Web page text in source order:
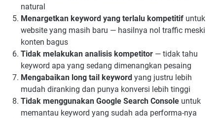
natural
Menargetkan keyword yang terlalu kompetitif untuk
website yang masih baru — hasilnya nol traffic meski
konten bagus
Tidak melakukan analisis kompetitor — tidak tahu
keyword apa yang sedang dimenangkan pesaing
Mengabaikan long tail keyword yang justru lebih
mudah diranking dan punya konversi lebih tinggi
Tidak menggunakan Google Search Console untuk
memantau keyword yang sudah ada performa-nya